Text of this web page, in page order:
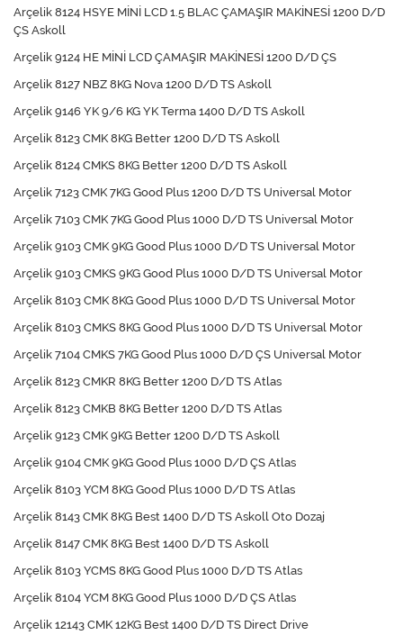
Arçelik 8124 HSYE MİNİ LCD 1.5 BLAC ÇAMAŞIR MAKİNESİ 1200 D/D
ÇS Askoll
Arçelik 9124 HE MİNİ LCD ÇAMAŞIR MAKİNESİ 1200 D/D ÇS
Arçelik 8127 NBZ 8KG Nova 1200 D/D TS Askoll
Arçelik 9146 YK 9/6 KG YK Terma 1400 D/D TS Askoll
Arçelik 8123 CMK 8KG Better 1200 D/D TS Askoll
Arçelik 8124 CMKS 8KG Better 1200 D/D TS Askoll
Arçelik 7123 CMK 7KG Good Plus 1200 D/D TS Universal Motor
Arçelik 7103 CMK 7KG Good Plus 1000 D/D TS Universal Motor
Arçelik 9103 CMK 9KG Good Plus 1000 D/D TS Universal Motor
Arçelik 9103 CMKS 9KG Good Plus 1000 D/D TS Universal Motor
Arçelik 8103 CMK 8KG Good Plus 1000 D/D TS Universal Motor
Arçelik 8103 CMKS 8KG Good Plus 1000 D/D TS Universal Motor
Arçelik 7104 CMKS 7KG Good Plus 1000 D/D ÇS Universal Motor
Arçelik 8123 CMKR 8KG Better 1200 D/D TS Atlas
Arçelik 8123 CMKB 8KG Better 1200 D/D TS Atlas
Arçelik 9123 CMK 9KG Better 1200 D/D TS Askoll
Arçelik 9104 CMK 9KG Good Plus 1000 D/D ÇS Atlas
Arçelik 8103 YCM 8KG Good Plus 1000 D/D TS Atlas
Arçelik 8143 CMK 8KG Best 1400 D/D TS Askoll Oto Dozaj
Arçelik 8147 CMK 8KG Best 1400 D/D TS Askoll
Arçelik 8103 YCMS 8KG Good Plus 1000 D/D TS Atlas
Arçelik 8104 YCM 8KG Good Plus 1000 D/D ÇS Atlas
Arçelik 12143 CMK 12KG Best 1400 D/D TS Direct Drive